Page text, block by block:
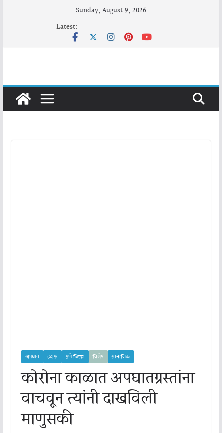
Sunday, August 9, 2026
Latest:
अपघात इंदापूर पुणे जिल्हा विशेष सामाजिक
कोरोना काळात अपघातग्रस्तांना
वाचवून त्यांनी दाखविली
माणुसकी